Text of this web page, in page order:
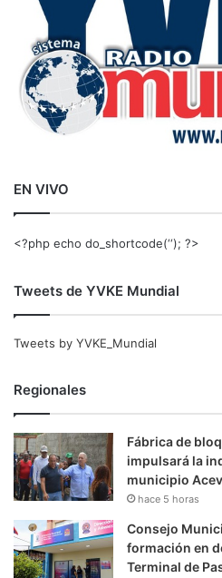
EN VIVO
<?php echo do_shortcode(‘‘); ?>
Tweets de YVKE Mundial
Tweets by YVKE_Mundial
Regionales
Fábrica de
impulsará la
municipio
hace 5 horas
Consejo
formación en
Terminal de